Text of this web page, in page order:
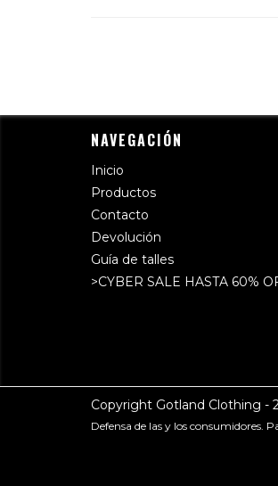
NAVEGACIÓN
Inicio
Productos
Contacto
Devolución
Guía de talles
>CYBER SALE HASTA 60%
Copyright Gotland Clothing -
Defensa de las y los consumidores.